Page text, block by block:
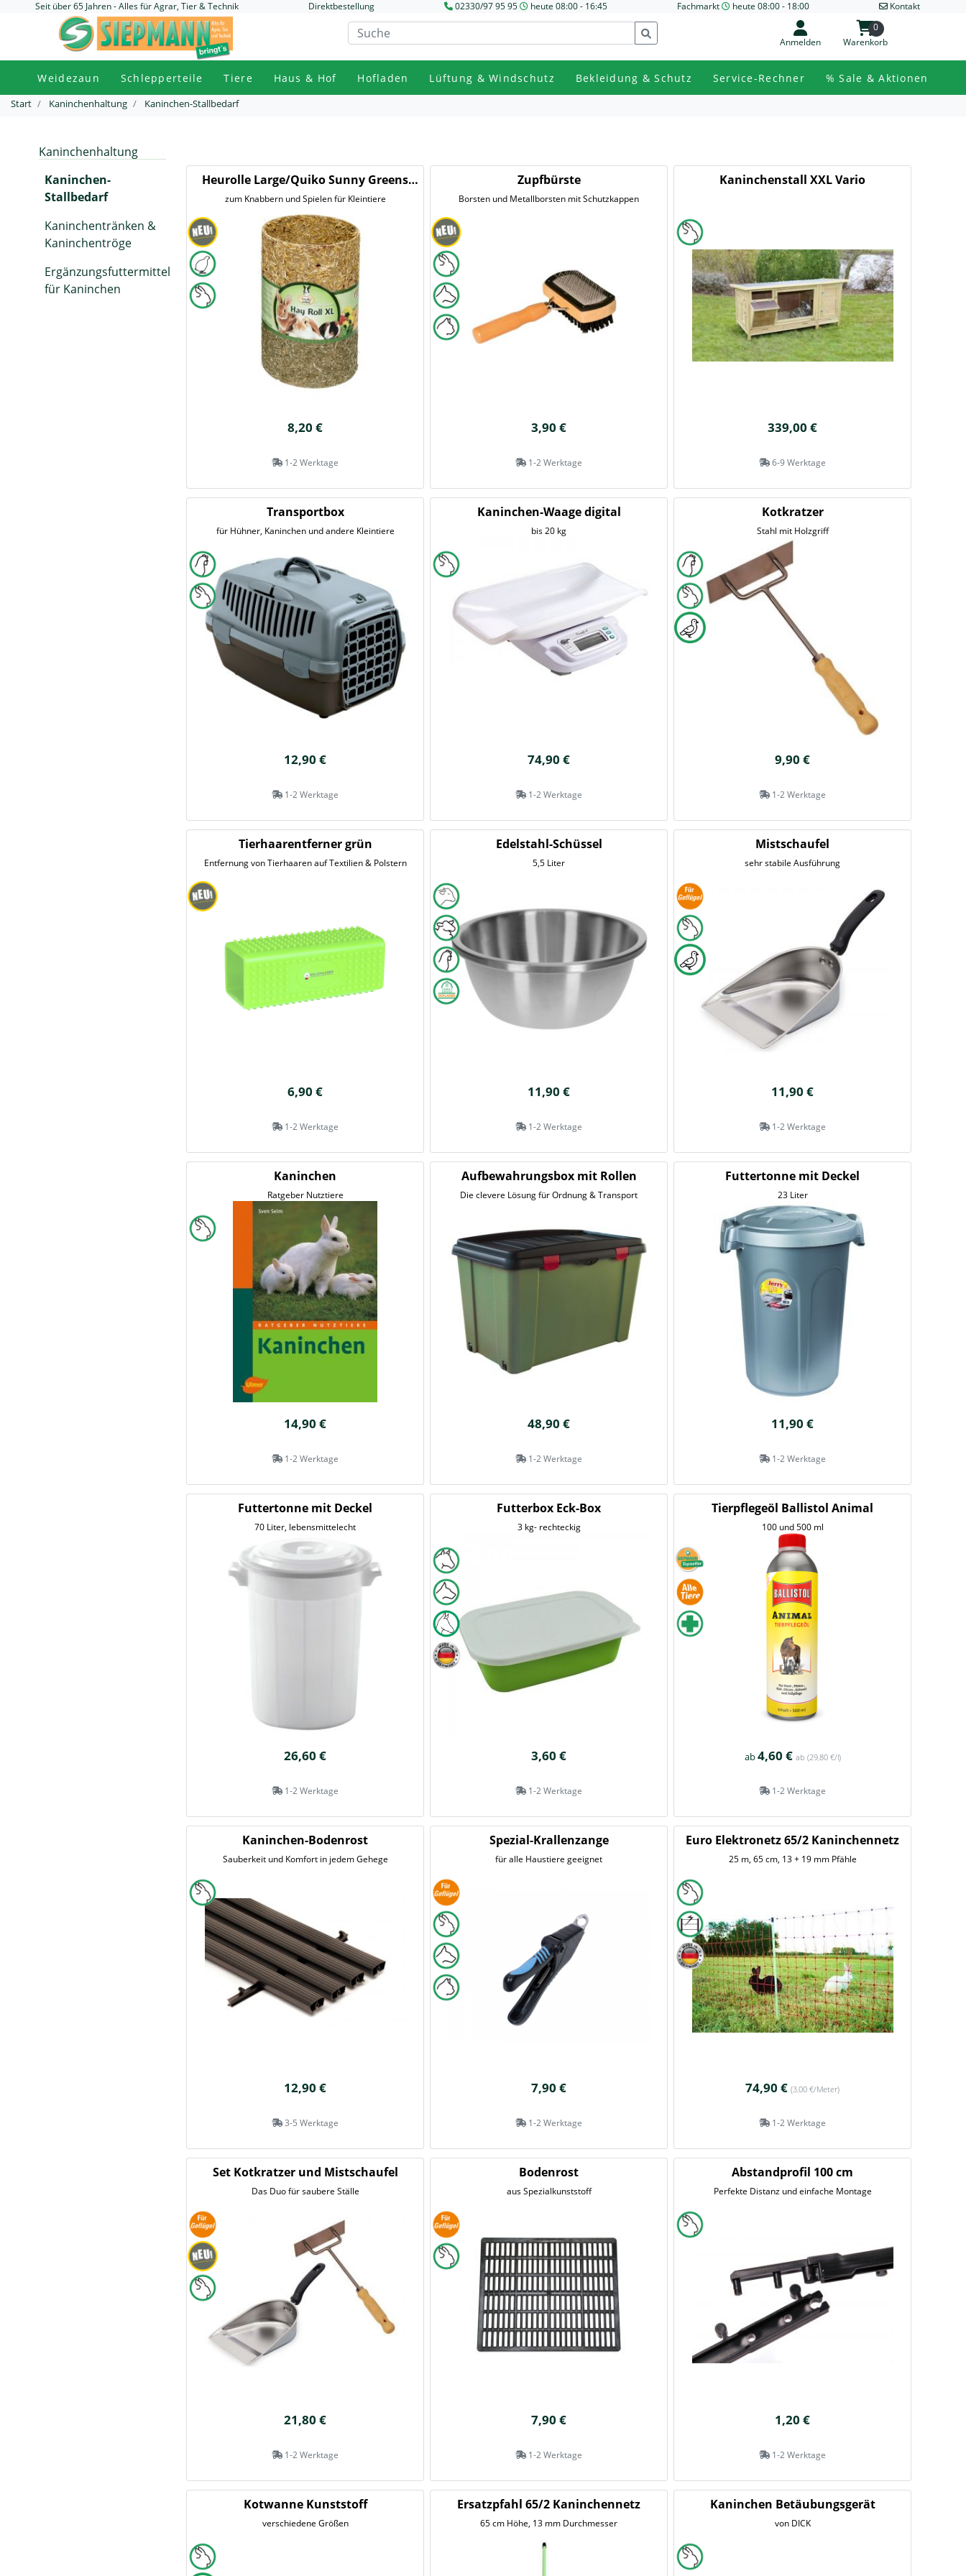
Seit über 65 Jahren - Alles für Agrar, Tier & Technik Direktbestellung 02330/97 95 95 heute 08:00 - 16:45 Fachmarkt heute 08:00 - 18:00 Kontakt
Anmelden Warenkorb
0
Weidezaun Schlepperteile Tiere Haus & Hof Hofladen Lüftung & Windschutz Bekleidung & Schutz Service-Rechner % Sale & Aktionen
Start Kaninchenhaltung Kaninchen-Stallbedarf
Kaninchenhaltung
Kaninchen-
Stallbedarf
Kaninchentränken &
Kaninchentröge
Ergänzungsfuttermittel
für Kaninchen
Heurolle Large/Quiko Sunny Greens
Hay Roll
zum Knabbern und Spielen für Kleintiere
8,20 €
1-2 Werktage
Zupfbürste
Borsten und Metallborsten mit Schutzkappen
3,90 €
1-2 Werktage
Kaninchenstall XXL Vario
339,00 €
6-9 Werktage
Transportbox
für Hühner, Kaninchen und andere Kleintiere
12,90 €
1-2 Werktage
Kaninchen-Waage digital
bis 20 kg
74,90 €
1-2 Werktage
Kotkratzer
Stahl mit Holzgriff
9,90 €
1-2 Werktage
Tierhaarentferner grün
Entfernung von Tierhaaren auf Textilien & Polstern
6,90 €
1-2 Werktage
Edelstahl-Schüssel
5,5 Liter
11,90 €
1-2 Werktage
Mistschaufel
sehr stabile Ausführung
11,90 €
1-2 Werktage
Kaninchen
Ratgeber Nutztiere
14,90 €
1-2 Werktage
Aufbewahrungsbox mit Rollen
Die clevere Lösung für Ordnung & Transport
48,90 €
1-2 Werktage
Futtertonne mit Deckel
23 Liter
11,90 €
1-2 Werktage
Futtertonne mit Deckel
70 Liter, lebensmittelecht
26,60 €
1-2 Werktage
Futterbox Eck-Box
3 kg- rechteckig
3,60 €
1-2 Werktage
Tierpflegeöl Ballistol Animal
100 und 500 ml
ab4,60 € ab (29,80 €/l)
1-2 Werktage
Kaninchen-Bodenrost
Sauberkeit und Komfort in jedem Gehege
12,90 €
3-5 Werktage
Spezial-Krallenzange
für alle Haustiere geeignet
7,90 €
1-2 Werktage
Euro Elektronetz 65/2 Kaninchennetz
25 m, 65 cm, 13 + 19 mm Pfähle
74,90 € (3,00 €/Meter)
1-2 Werktage
Set Kotkratzer und Mistschaufel
Das Duo für saubere Ställe
21,80 €
1-2 Werktage
Bodenrost
aus Spezialkunststoff
7,90 €
1-2 Werktage
Abstandprofil 100 cm
Perfekte Distanz und einfache Montage
1,20 €
1-2 Werktage
Kotwanne Kunststoff
verschiedene Größen
Ersatzpfahl 65/2 Kaninchennetz
65 cm Höhe, 13 mm Durchmesser
Kaninchen Betäubungsgerät
von DICK